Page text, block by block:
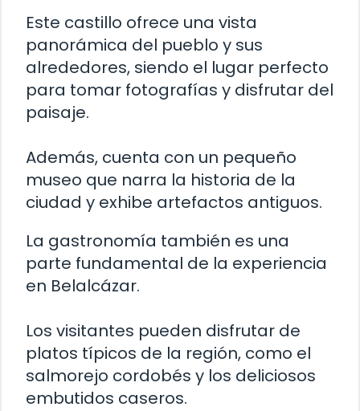
Este castillo ofrece una vista
panorámica del pueblo y sus
alrededores, siendo el lugar perfecto
para tomar fotografías y disfrutar del
paisaje.
Además, cuenta con un pequeño
museo que narra la historia de la
ciudad y exhibe artefactos antiguos.
La gastronomía también es una
parte fundamental de la experiencia
en Belalcázar.
Los visitantes pueden disfrutar de
platos típicos de la región, como el
salmorejo cordobés y los deliciosos
embutidos caseros.